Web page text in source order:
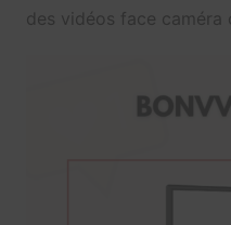
des vidéos face caméra